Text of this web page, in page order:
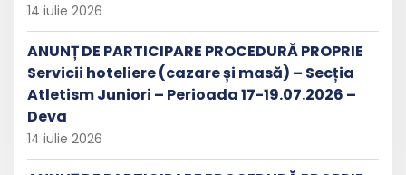
14 iulie 2026
ANUNȚ DE PARTICIPARE PROCEDURĂ PROPRIE
Servicii hoteliere (cazare și masă) – Secția
Atletism Juniori – Perioada 17-19.07.2026 –
Deva
14 iulie 2026